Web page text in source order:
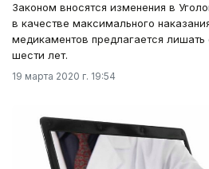
Законом вносятся изменения в
в качестве максимального
медикаментов предлагается
шести лет.
19 марта 2020 г. 19:54